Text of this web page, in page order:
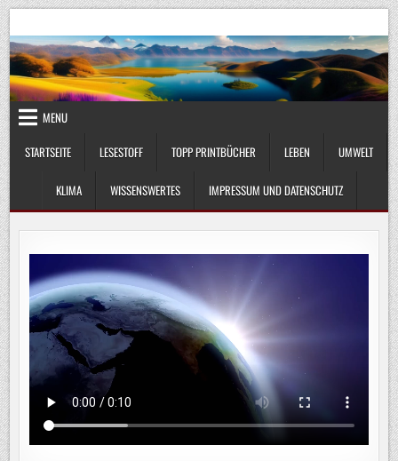
Skip
to
content
UmweltKlima.com
MENU
STARTSEITE
LESESTOFF TOPP PRINTBÜCHER LEBEN UMWELT
KLIMA WISSENSWERTES IMPRESSUM UND DATENSCHUTZ